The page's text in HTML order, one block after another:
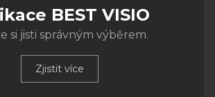
BEST VISIO
si jisti správným výběrem.
Zjistit více